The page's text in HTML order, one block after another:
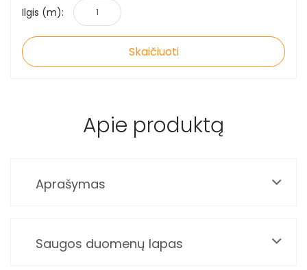
Ilgis (m):
Skaičiuoti
Apie produktą
Aprašymas
Saugos duomenų lapas